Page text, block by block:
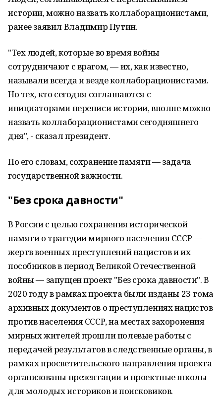
истории, можно назвать коллаборационистами,
ранее заявил Владимир Путин.
"Тех людей, которые во время войны
сотрудничают с врагом, — их, как известно,
называли всегда и везде коллаборационистами.
Но тех, кто сегодня соглашаются с
инициаторами переписи истории, вполне можно
назвать коллаборационистами сегодняшнего
дня", - сказал президент.
По его словам, сохранение памяти — задача
государственной важности.
"Без срока давности"
В России с целью сохранения исторической
памяти о трагедии мирного населения СССР —
жертв военных преступлений нацистов и их
пособников в период Великой Отечественной
войны — запущен проект "Без срока давности". В
2020 году в рамках проекта были изданы 23 тома
архивных документов о преступлениях нацистов
против населения СССР, на местах захоронения
мирных жителей прошли полевые работы с
передачей результатов в следственные органы, в
рамках просветительского направления проекта
организованы презентации и проектные школы
для молодых историков и поисковиков.